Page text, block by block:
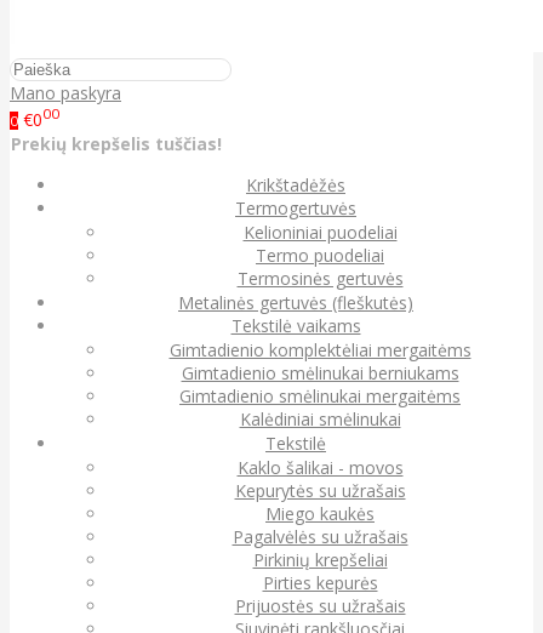
Mano paskyra
0 €000
Prekių krepšelis tuščias!
Krikštadėžės
Termogertuvės
Kelioniniai puodeliai
Termo puodeliai
Termosinės gertuvės
Metalinės gertuvės (fleškutės)
Tekstilė vaikams
Gimtadienio komplektėliai mergaitėms
Gimtadienio smėlinukai berniukams
Gimtadienio smėlinukai mergaitėms
Kalėdiniai smėlinukai
Tekstilė
Kaklo šalikai - movos
Kepurytės su užrašais
Miego kaukės
Pagalvėlės su užrašais
Pirkinių krepšeliai
Pirties kepurės
Prijuostės su užrašais
Siuvinėti rankšluosčiai